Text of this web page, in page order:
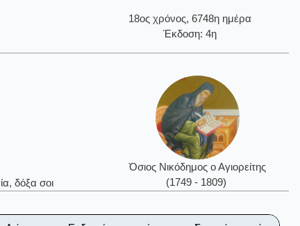
18ος χρόνος, 6748η ημέρα
Έκδοση: 4η
δόξα σοι
Όσιος Νικόδημος ο Αγιορείτης
(1749 - 1809)